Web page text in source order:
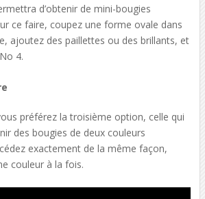
d’obtenir de mini-bougies
ce faire, coupez une forme ovale dans
ajoutez des paillettes ou des brillants, et
4.
préférez la troisième option, celle qui
des bougies de deux couleurs
exactement de la même façon,
couleur à la fois.